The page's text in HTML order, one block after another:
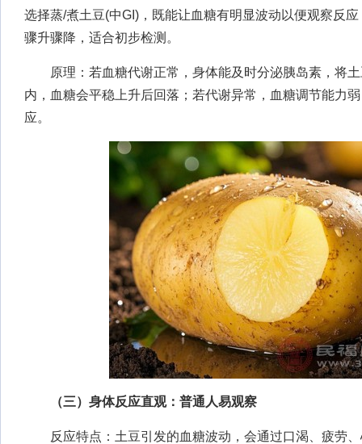
选择蒸/煮土豆(中GI)，既能让血糖有明显波动以便观察反
骤升骤降，适合初步检测。
原理：若血糖代谢正常，身体能及时分泌胰岛素，将土
内，血糖会平稳上升后回落；若代谢异常，血糖调节能力
应。
（三）身体反应直观：普通人易观察
反应特点：土豆引发的血糖波动，会通过口渴、疲劳、